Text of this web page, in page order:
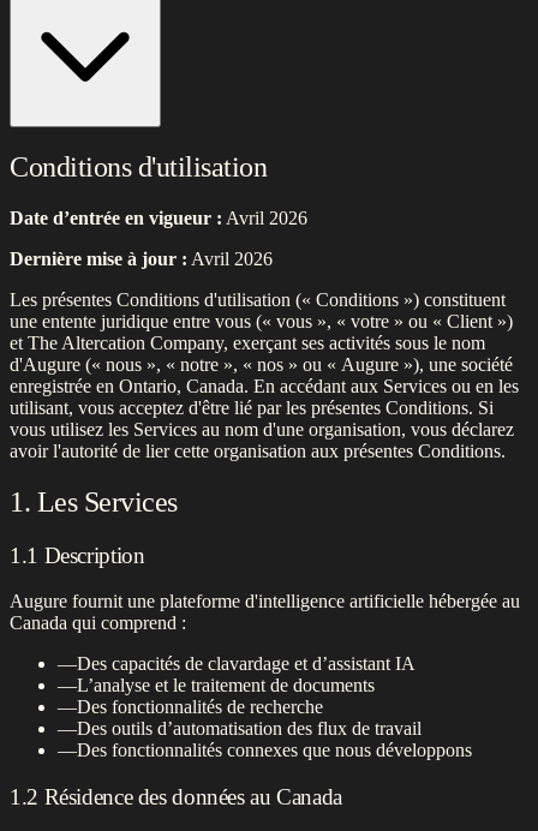
Conditions d'utilisation
Date d’entrée en vigueur : Avril 2026
Dernière mise à jour : Avril 2026
Les présentes Conditions d'utilisation (« Conditions ») constituent
une entente juridique entre vous (« vous », « votre » ou « Client »)
et The Altercation Company, exerçant ses activités sous le nom
d'Augure (« nous », « notre », « nos » ou « Augure »), une société
enregistrée en Ontario, Canada. En accédant aux Services ou en les
utilisant, vous acceptez d'être lié par les présentes Conditions. Si
vous utilisez les Services au nom d'une organisation, vous déclarez
avoir l'autorité de lier cette organisation aux présentes Conditions.
1. Les Services
1.1 Description
Augure fournit une plateforme d'intelligence artificielle hébergée au
Canada qui comprend :
—Des capacités de clavardage et d’assistant IA
—L’analyse et le traitement de documents
—Des fonctionnalités de recherche
—Des outils d’automatisation des flux de travail
—Des fonctionnalités connexes que nous développons
1.2 Résidence des données au Canada